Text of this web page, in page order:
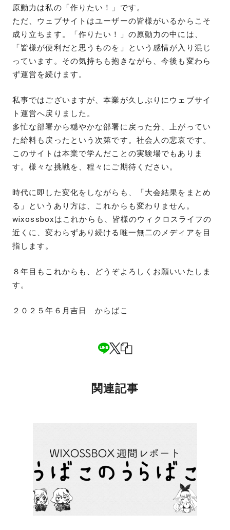
原動力は私の「作りたい！」です。
ただ、ウェブサイトはユーザーの皆様がいるからこそ
成り立ちます。「作りたい！」の原動力の中には、
「皆様が便利だと思うものを」という感情が入り混じ
っています。その気持ちも抱きながら、今後も変わら
ず運営を続けます。
私事ではございますが、本業が久しぶりにウェブサイ
ト運営へ戻りました。
多忙な部署から穏やかな部署に戻った分、上がってい
た給料も戻ったという次第です。社会人の悲哀です。
このサイトは本業で学んだことの実験場でもありま
す。様々な挑戦を、程々にご期待ください。
時代に即した変化をしながらも、「大会結果をまとめ
る」というあり方は、これからも変わりません。
wixossboxはこれからも、皆様のウィクロスライフの
近くに、変わらずあり続ける唯一無二のメディアを目
指します。
８年目もこれからも、どうぞよろしくお願いいたしま
す。
２０２５年６月吉日 からばこ
関連記事